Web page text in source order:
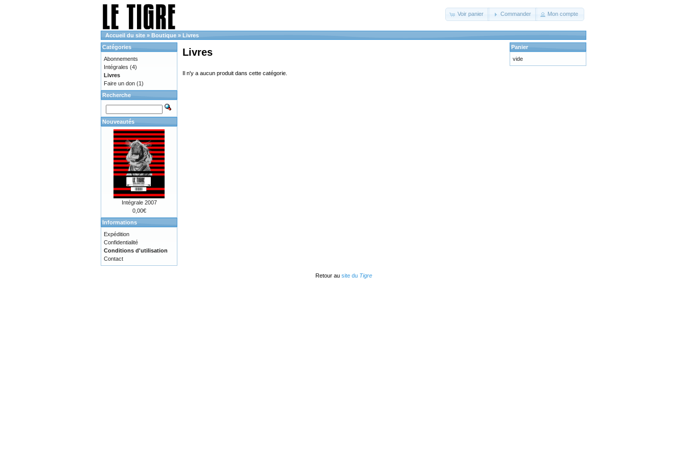
Voir panier Commander Mon compte
Accueil du site » Boutique » Livres
Livres
Il n'y a aucun produit dans cette catégorie.
Catégories
Abonnements
Intégrales (4)
Livres
Faire un don (1)
Recherche
Nouveautés
Intégrale 2007
0,00€
Informations
Expédition
Confidentialité
Conditions d'utilisation
Contact
Panier
vide
Retour au site du Tigre